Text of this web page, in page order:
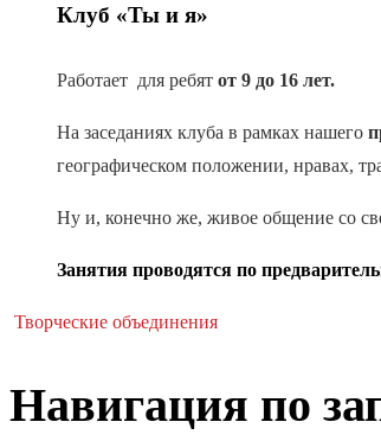
Клуб «Ты и я»
Работает для ребят от 9 до 16 лет.
На заседаниях клуба в рамках нашего
географическом положении, нравах,
Ну и, конечно же, живое общение со
Занятия проводятся по
Творческие объединения
Навигация по